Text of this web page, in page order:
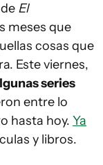
El
meses que
cosas que
Este viernes,
series
entre lo
hasta hoy. Ya
y libros.